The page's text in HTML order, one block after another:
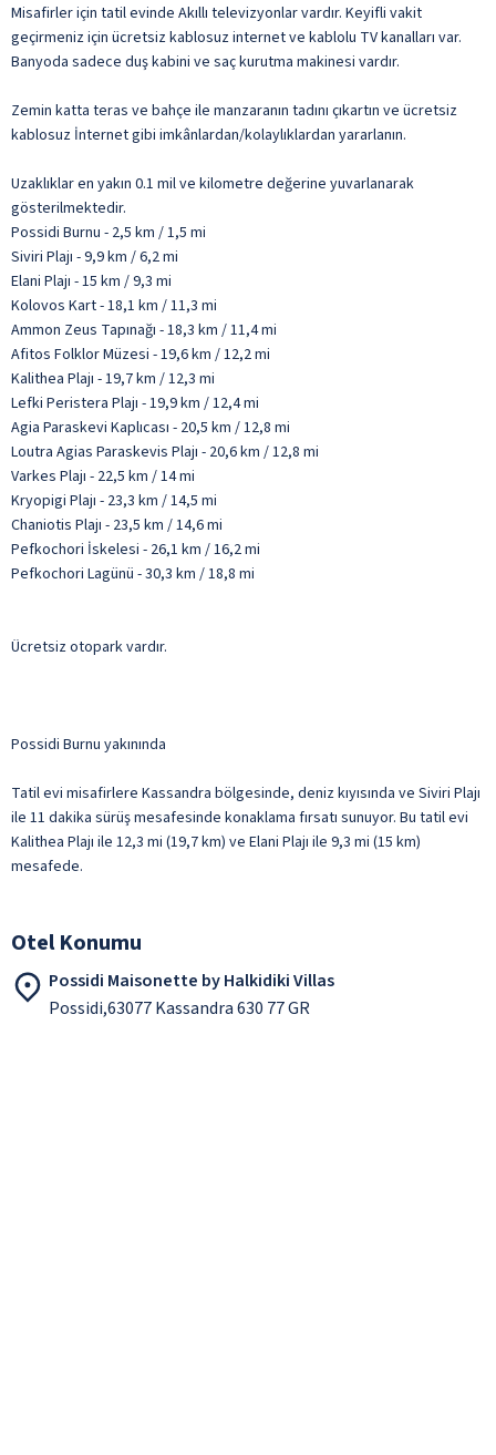
Misafirler için tatil evinde Akıllı televizyonlar vardır. Keyifli vakit
geçirmeniz için ücretsiz kablosuz internet ve kablolu TV kanalları var.
Banyoda sadece duş kabini ve saç kurutma makinesi vardır.
Zemin katta teras ve bahçe ile manzaranın tadını çıkartın ve ücretsiz
kablosuz İnternet gibi imkânlardan/kolaylıklardan yararlanın.
Uzaklıklar en yakın 0.1 mil ve kilometre değerine yuvarlanarak
gösterilmektedir.
Possidi Burnu - 2,5 km / 1,5 mi
Siviri Plajı - 9,9 km / 6,2 mi
Elani Plajı - 15 km / 9,3 mi
Kolovos Kart - 18,1 km / 11,3 mi
Ammon Zeus Tapınağı - 18,3 km / 11,4 mi
Afitos Folklor Müzesi - 19,6 km / 12,2 mi
Kalithea Plajı - 19,7 km / 12,3 mi
Lefki Peristera Plajı - 19,9 km / 12,4 mi
Agia Paraskevi Kaplıcası - 20,5 km / 12,8 mi
Loutra Agias Paraskevis Plajı - 20,6 km / 12,8 mi
Varkes Plajı - 22,5 km / 14 mi
Kryopigi Plajı - 23,3 km / 14,5 mi
Chaniotis Plajı - 23,5 km / 14,6 mi
Pefkochori İskelesi - 26,1 km / 16,2 mi
Pefkochori Lagünü - 30,3 km / 18,8 mi
Ücretsiz otopark vardır.
Possidi Burnu yakınında
Tatil evi misafirlere Kassandra bölgesinde, deniz kıyısında ve Siviri Plajı
ile 11 dakika sürüş mesafesinde konaklama fırsatı sunuyor. Bu tatil evi
Kalithea Plajı ile 12,3 mi (19,7 km) ve Elani Plajı ile 9,3 mi (15 km)
mesafede.
Otel Konumu
Possidi Maisonette by Halkidiki Villas
Possidi,63077 Kassandra 630 77 GR